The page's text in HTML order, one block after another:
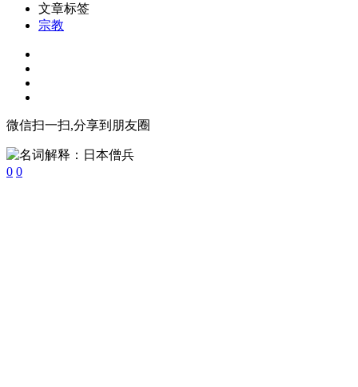
文章标签
宗教
微信扫一扫,分享到朋友圈
0 0